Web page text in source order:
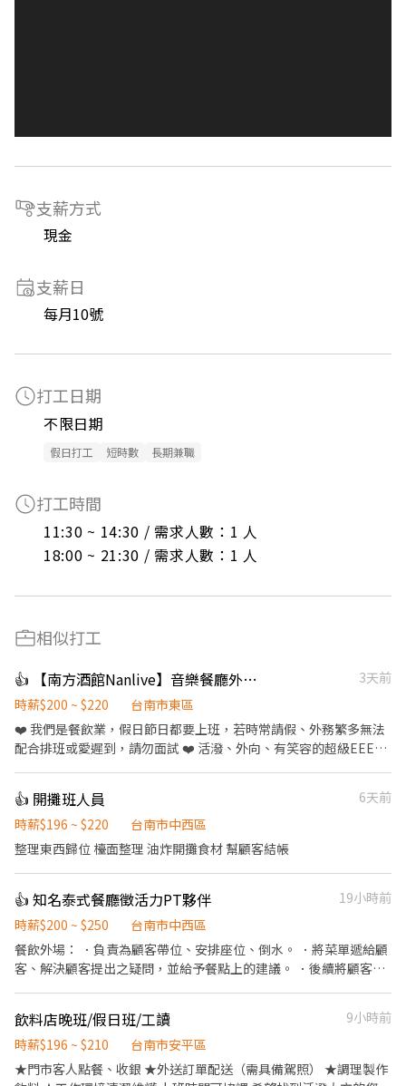
支薪方式
現金
支薪日
每月10號
打工日期
不限日期
假日打工 短時數 長期兼職
打工時間
11:30 ~ 14:30 / 需求人數：1 人
18:00 ~ 21:30 / 需求人數：1 人
相似打工
👍 【南方酒館Nanlive】音樂餐廳外場送餐人員｜超高獎金制度
3天前
時薪$200 ~ $220
台南市東區
❤️ 我們是餐飲業，假日節日都要上班，若時常請假、外務繁多無法
配合排班或愛遲到，請勿面試 ❤️ 活潑、外向、有笑容的超級EEEE
決顧客提出之疑問，並給予餐點上的建議。 ．後續將顧客點餐訊息
通知廚房做餐。 ．於顧客用餐完畢後，負責收拾碗盤與清理環境。
【未來你可以學到】 ．舞台演出者的配線處理 ．音控台與燈控台的
👍 開攤班人員
6天前
時薪$196 ~ $220
台南市中西區
整理東西歸位 檯面整理 油炸開攤食材 幫顧客結帳
👍 知名泰式餐廳徵活力PT夥伴
19小時前
時薪$200 ~ $250
台南市中西區
餐飲外場： ．負責為顧客帶位、安排座位、倒水。 ．將菜單遞給顧
客、解決顧客提出之疑問，並給予餐點上的建議。 ．後續將顧客點
負責結帳、收銀等工作。 餐飲內場： ．擔任廚師的助手，處理烹飪
前與烹飪中之準備工作與其他餐廳相關事務。 ．負責洗、剝、削、
切各種食材。 ．負責清理工作環境、設備和餐具。 ．準備不同餐點
所需要的食材。 ．協助測量食材的容量與重量。 ．負責擺盤、打包
飲料店晚班/假日班/工讀
9小時前
時薪$196 ~ $210
台南市安平區
★門市客人點餐、收銀 ★外送訂單配送（需具備駕照） ★調理製作